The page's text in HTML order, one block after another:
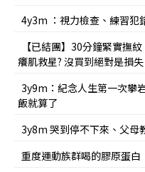
4y3m ：視力檢查、練習犯
【已結團】30分鐘緊實撫
癢肌救星? 沒買到絕對是損失
3y9m：紀念人生第一次攀
飯就算了
3y8m 哭到停不下來、父母
重度運動族群喝的膠原蛋白